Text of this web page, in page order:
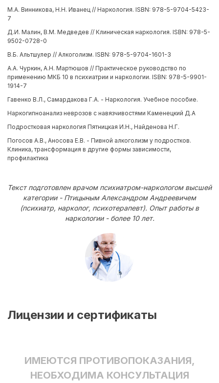
М.А. Винникова, Н.Н. Иванец // Наркология. ISBN: 978-5-9704-5423-
7
Д.И. Малин, В.М. Медведев // Клиническая наркология. ISBN: 978-5-
9502-0728-0
В.Б. Альтшулер // Алкоголизм. ISBN: 978-5-9704-1601-3
А.А. Чуркин, А.Н. Мартюшов // Практическое руководство по
применению МКБ 10 в психиатрии и наркологии. ISBN: 978-5-9901-
1914-7
Гавенко В.Л., Самардакова Г.А. - Наркология. Учебное пособие.
Наркогипноанализ неврозов с навязчивостями Каменецкий Д.А
Подростковая наркология Пятницкая И.Н., Найденова Н.Г.
Погосов А.В., Аносова Е.В. - Пивной алкоголизм у подростков.
Клиника, трансформация в другие формы зависимости,
профилактика
Текст подготовлен врачом психиатром-наркологом высшей
категории - Птицыным Александром Андреевичем
(психиатр, нарколог, психотерапевт). Опыт работы в
наркологии - более 10 лет.
Лицензии и сертификаты
ИМЕЮТСЯ ПРОТИВОПОКАЗАНИЯ,
НЕОБХОДИМА КОНСУЛЬТАЦИЯ